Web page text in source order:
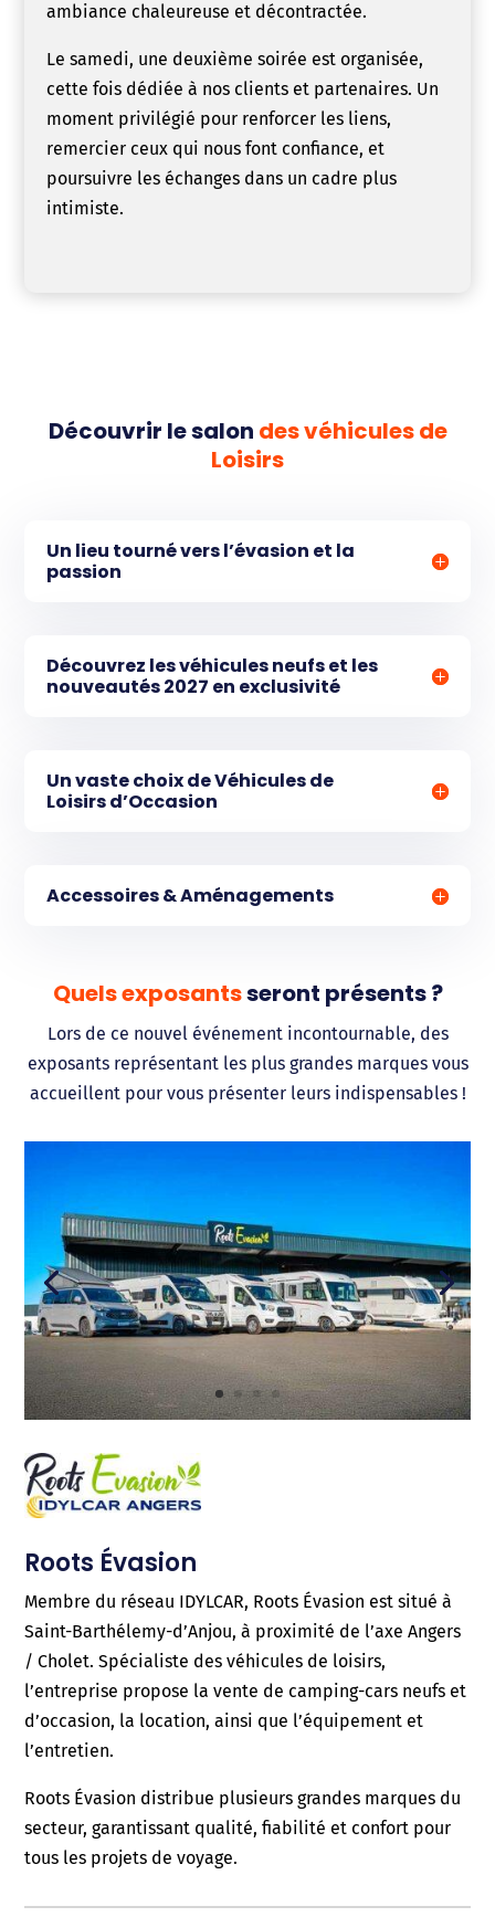
ambiance chaleureuse et décontractée.
Le samedi, une deuxième soirée est organisée,
cette fois dédiée à nos clients et partenaires. Un
moment privilégié pour renforcer les liens,
remercier ceux qui nous font confiance, et
poursuivre les échanges dans un cadre plus
intimiste.
Découvrir le salon des véhicules de
Loisirs
Un lieu tourné vers l’évasion et la
passion
Découvrez les véhicules neufs et les
nouveautés 2027 en exclusivité
Un vaste choix de Véhicules de
Loisirs d’Occasion
Accessoires & Aménagements
Quels exposantsseront présents ?
Lors de ce nouvel événement incontournable, des
exposants représentant les plus grandes marques vous
accueillent pour vous présenter leurs indispensables !
Roots Évasion
Membre du réseau IDYLCAR, Roots Évasion est situé à
Saint-Barthélemy-d’Anjou, à proximité de l’axe Angers
/ Cholet. Spécialiste des véhicules de loisirs,
l’entreprise propose la vente de camping-cars neufs et
d’occasion, la location, ainsi que l’équipement et
l’entretien.
Roots Évasion distribue plusieurs grandes marques du
secteur, garantissant qualité, fiabilité et confort pour
tous les projets de voyage.